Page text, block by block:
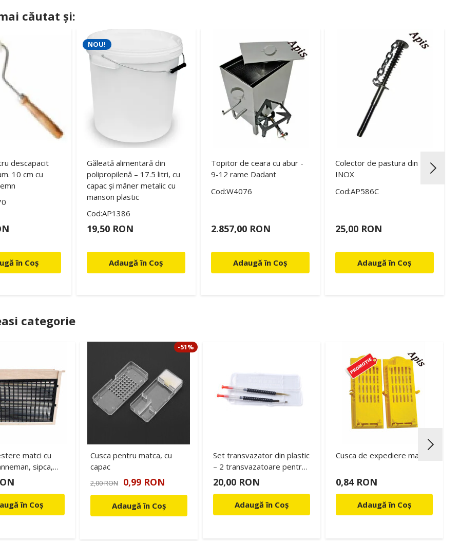
căutat și:
descapacit
10 cm cu
în Coș
NOU!
Găleată alimentară din
polipropilenă – 17.5 litri, cu
capac și mâner metalic cu
manson plastic
Cod:AP1386
19,50 RON
Adaugă în Coș
Topitor de ceara cu abur -
9-12 rame Dadant
Cod:W4076
2.857,00 RON
Adaugă în Coș
Colector de pastura din
INOX
Cod:AP586C
25,00 RON
Adaugă în Coș
categorie
matci cu
sipca,
x 300mm
1)
în Coș
-51%
Cusca pentru matca, cu
capac
2,00 RON 0,99 RON
Adaugă în Coș
Set transvazator din plastic
– 2 transvazatoare pentru
larve de albine
20,00 RON
Adaugă în Coș
Cusca de expediere matca
0,84 RON
Adaugă în Coș